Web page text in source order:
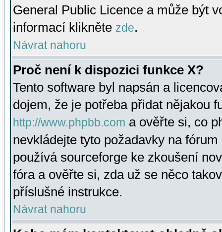
General Public Licence a může být
informací klikněte zde.
Návrat nahoru
Proč není k dispozici funkce X?
Tento software byl napsán a
dojem, že je potřeba přidat nějakou
http://www.phpbb.com a ověřte si, co
nevkládejte tyto požadavky na
používá sourceforge ke zkoušení
fóra a ověřte si, zda už se něco
příslušné instrukce.
Návrat nahoru